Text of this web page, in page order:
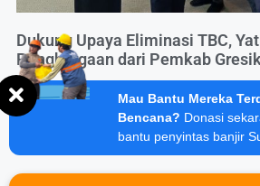
Dukung Upaya Eliminasi TBC,
Penghargaan dari Pemkab Gresik
Mau Bantu Mereka
Bencana? Donasi
bantu penyintas banjir